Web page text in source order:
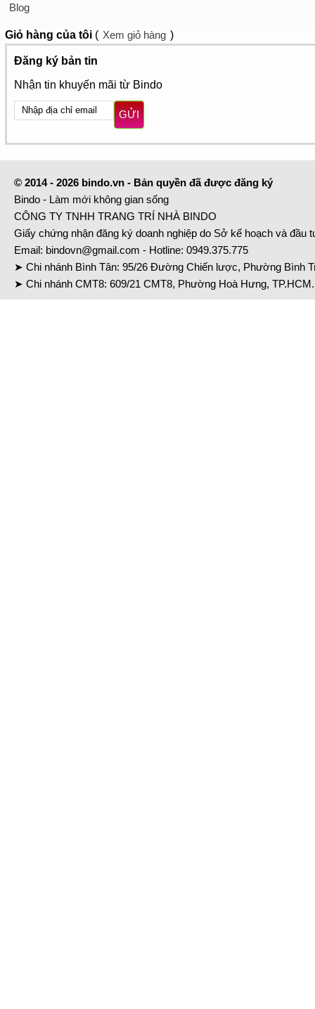
Blog
Giỏ hàng của tôi ( Xem giỏ hàng )
Đăng ký bản tin
Nhận tin khuyến mãi từ Bindo
GỬI
© 2014 - 2026 bindo.vn - Bản quyền đã được đăng ký
Bindo - Làm mới không gian sống
CÔNG TY TNHH TRANG TRÍ NHÀ BINDO
Giấy chứng nhận đăng ký doanh nghiệp do Sở kế hoạch và đầu
Email: bindovn@gmail.com - Hotline: 0949.375.775
➤ Chi nhánh Bình Tân: 95/26 Đường Chiến lược, Phường Bình
➤ Chi nhánh CMT8: 609/21 CMT8, Phường Hoà Hưng,